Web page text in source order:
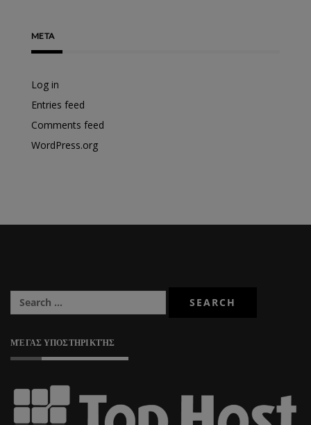
META
Log in
Entries feed
Comments feed
WordPress.org
ΜΈΓΑΣ ΥΠΟΣΤΗΡΙΚΤΉΣ